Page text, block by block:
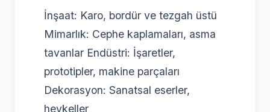
İnşaat: Karo, bordür ve tezgah üstü
Mimarlık: Cephe kaplamaları, asma
tavanlar Endüstri: İşaretler,
prototipler, makine parçaları
Dekorasyon: Sanatsal eserler,
heykeller